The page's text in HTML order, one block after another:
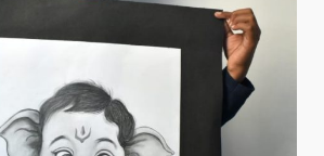
सब जूनियर बालिका वर्ग का खिताब
खल्लारी माता मंदिर का रोप-वे टूटा, महिला
मौत